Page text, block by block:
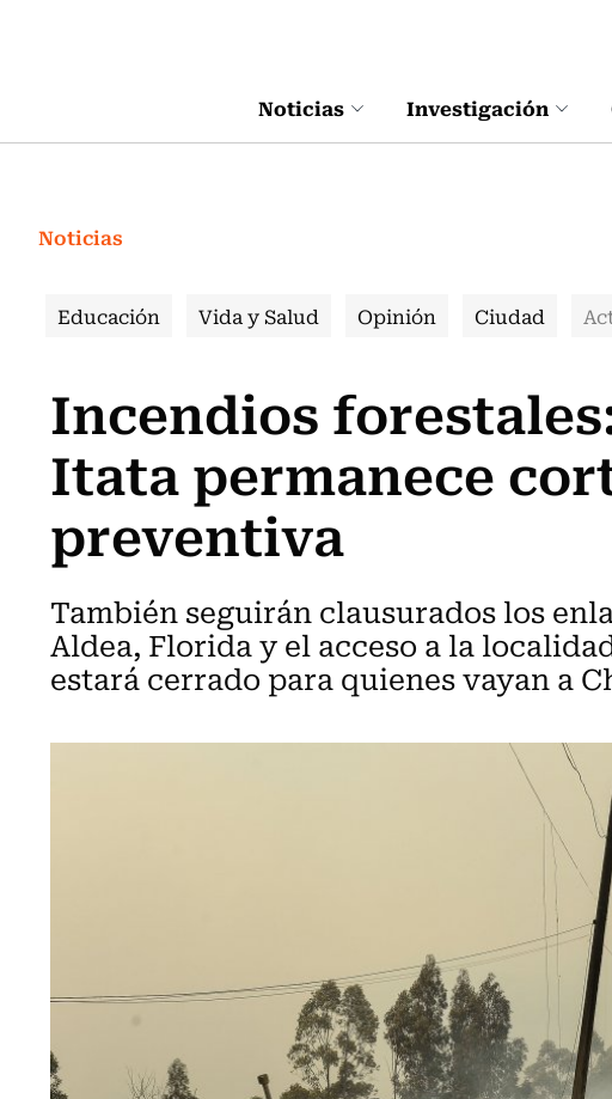
Noticias Investigación
Noticias
Educación Vida y Salud Opinión Ciudad
Incendios
Itata permanece
preventiva
También seguirán clausurados los
Aldea, Florida y el acceso a la
estará cerrado para quienes vayan a